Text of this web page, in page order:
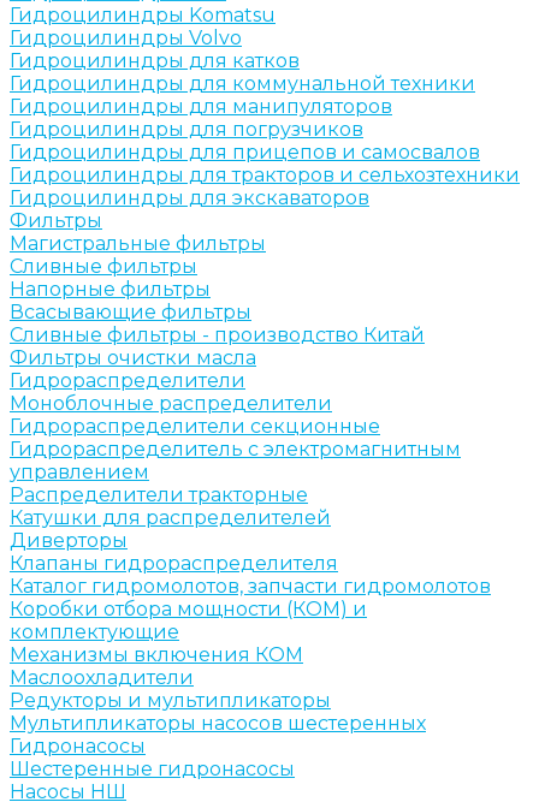
Гидроцилиндры Komatsu
Гидроцилиндры Volvo
Гидроцилиндры для катков
Гидроцилиндры для коммунальной техники
Гидроцилиндры для манипуляторов
Гидроцилиндры для погрузчиков
Гидроцилиндры для прицепов и самосвалов
Гидроцилиндры для тракторов и сельхозтехники
Гидроцилиндры для экскаваторов
Фильтры
Магистральные фильтры
Сливные фильтры
Напорные фильтры
Всасывающие фильтры
Сливные фильтры - производство Китай
Фильтры очистки масла
Гидрораспределители
Моноблочные распределители
Гидрораспределители секционные
Гидрораспределитель с электромагнитным
управлением
Распределители тракторные
Катушки для распределителей
Диверторы
Клапаны гидрораспределителя
Каталог гидромолотов, запчасти гидромолотов
Коробки отбора мощности (КОМ) и
комплектующие
Механизмы включения КОМ
Маслоохладители
Редукторы и мультипликаторы
Мультипликаторы насосов шестеренных
Гидронасосы
Шестеренные гидронасосы
Насосы НШ